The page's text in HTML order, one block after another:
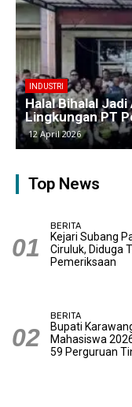
BERITA
Kawasan
Produksi dan
9 April 2026
Top News
BERITA
Kejari Subang
Ciruluk, Diduga
Pemeriksaan
BERITA
Bupati
Mahasiswa
59 Perguruan